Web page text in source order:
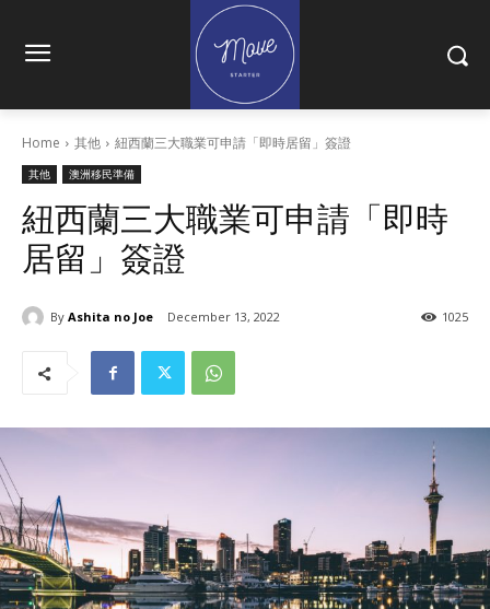
Home 其他 紐西蘭三大職業可申請「即時居留」簽證
其他 澳洲移民準備
紐西蘭三大職業可申請「即時
居留」簽證
By Ashita no Joe December 13, 2022 1025